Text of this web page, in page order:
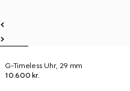
G-Timeless Uhr, 29 mm
10.600 kr.